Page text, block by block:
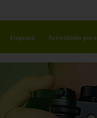
Empresa Actividades para